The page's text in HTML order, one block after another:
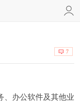
7
、办公软件及其他业